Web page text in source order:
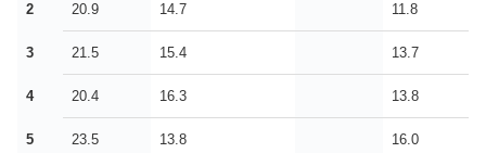
2
3
4
5
20.9
21.5
20.4
23.5
14.7
15.4
16.3
13.8
11.8
13.7
13.8
16.0